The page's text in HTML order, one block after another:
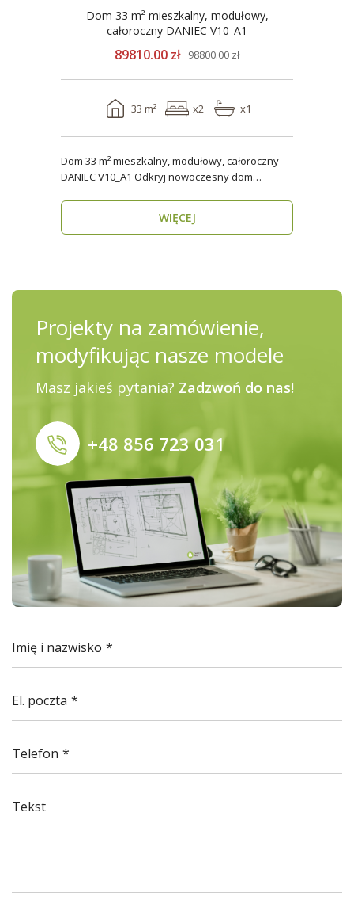
Dom 33 m² mieszkalny, modułowy,
całoroczny DANIEC V10_A1
89810.00 zł 98800.00 zł
33 m² x2 x1
Dom 33 m² mieszkalny, modułowy, całoroczny
DANIEC V10_A1 Odkryj nowoczesny dom
WIĘCEJ
Projekty na zamówienie,
modyfikując nasze modele
Masz jakieś pytania? Zadzwoń do nas!
+48 856 723 031
Imię i nazwisko
El. poczta
Telefon
Tekst